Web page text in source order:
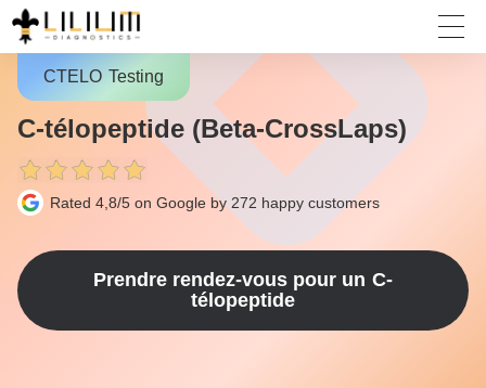
CTELO Testing
C-télopeptide (Beta-CrossLaps)
Rated 4,8/5 on Google by 272 happy customers
Prendre rendez-vous pour un C-
télopeptide